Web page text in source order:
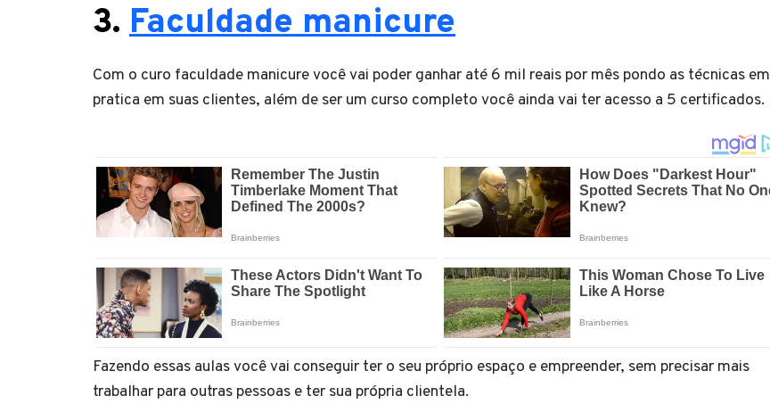
3. Faculdade manicure
Com o curo faculdade manicure você vai poder ganhar até 6 mil reais por mês pondo as técnicas em
pratica em suas clientes, além de ser um curso completo você ainda vai ter acesso a 5 certificados.
Fazendo essas aulas você vai conseguir ter o seu próprio espaço e empreender, sem precisar mais
trabalhar para outras pessoas e ter sua própria clientela.